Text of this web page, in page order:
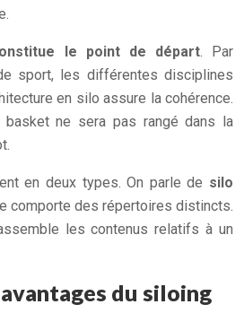
le point de départ. Par
sport, les différentes disciplines
en silo assure la cohérence.
ne sera pas rangé dans la
en deux types. On parle de silo
comporte des répertoires distincts.
les contenus relatifs à un
du siloing